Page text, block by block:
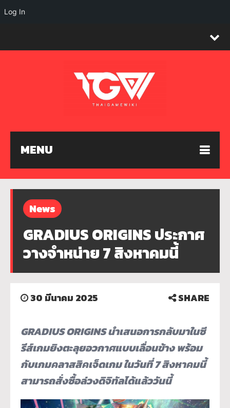
MENU
News
GRADIUS ORIGINS ประกาศ
วางจำหน่าย 7 สิงหาคมนี้
30 มีนาคม 2025 SHARE
GRADIUS ORIGINS นำเสนอการกลับมาในซี
รีส์เกมยิงตะลุยอวกาศแบบเลื่อนข้าง พร้อม
กับเกมคลาสสิคเจ็ดเกม ในวันที่ 7 สิงหาคมนี้
สามารถสั่งซื้อล่วงดิจิทัลได้แล้ววันนี้
Log In